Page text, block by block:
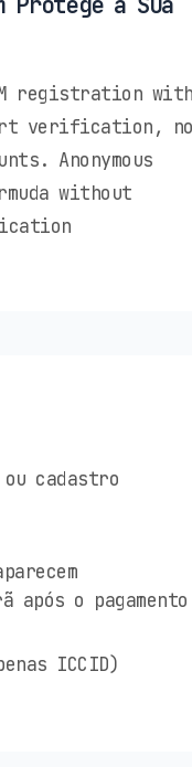
registration with
verification, no
Anonymous
without
ou cadastro
após o pagamento
ICCID)